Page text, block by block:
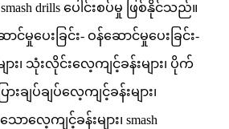
drills ပေါင်းစပ်မှု ဖြစ်နိုင်သည်။
ာင်မှုပေးခြင်း- ဝန်ဆောင်မှုပေးခြင်း-
း၊ သုံးလိုင်းလေ့ကျင့်ခန်းများ၊ ပိုက်
းချပ်ချပ်လေ့ကျင့်ခန်းများ၊
ာလေ့ကျင့်ခန်းများ၊ smash